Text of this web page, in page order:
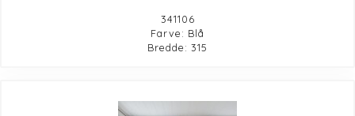
341106
Farve: Blå
Bredde: 315